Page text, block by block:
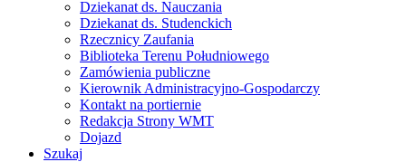
Dziekanat ds. Nauczania
Dziekanat ds. Studenckich
Rzecznicy Zaufania
Biblioteka Terenu Południowego
Zamówienia publiczne
Kierownik Administracyjno-Gospodarczy
Kontakt na portiernie
Redakcja Strony WMT
Dojazd
Szukaj